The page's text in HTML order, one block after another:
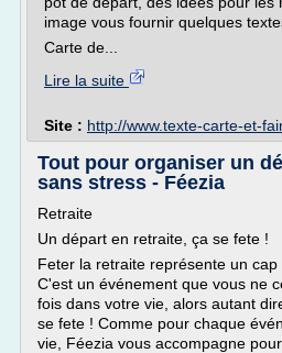
image vous fournir quelques
Carte de...
Lire la suite
Site : http://www.texte-carte-et-
Tout pour organiser un
sans stress - Féezia
Retraite
Un départ en retraite, ça se fete !
Feter la retraite représente un cap
C'est un événement que vous ne
fois dans votre vie, alors autant
se fete ! Comme pour chaque
vie, Féezia vous accompagne